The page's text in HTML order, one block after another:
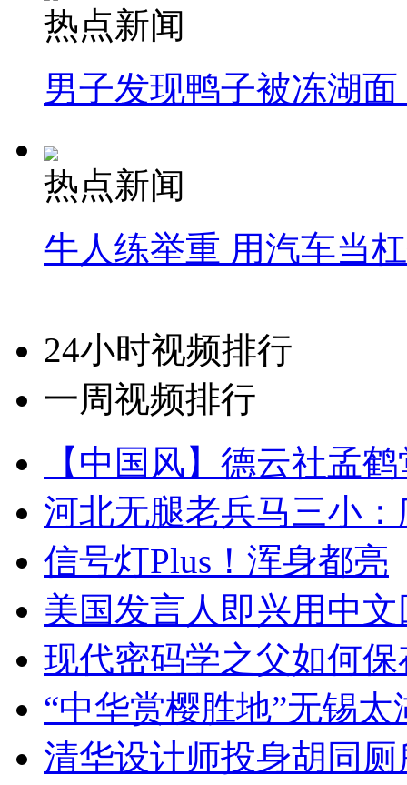
热点新闻
男子发现鸭子被冻湖
热点新闻
牛人练举重 用汽车当
24小时视频排行
一周视频排行
【中国风】德云社孟
河北无腿老兵马三小
信号灯Plus！浑身都亮
美国发言人即兴用中
现代密码学之父如何
“中华赏樱胜地”无锡
清华设计师投身胡同